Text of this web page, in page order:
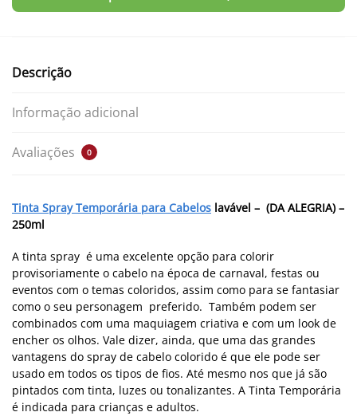
Descrição
Informação adicional
Avaliações 0
Tinta Spray Temporária para Cabelos lavável – (DA ALEGRIA) –
250ml
A tinta spray é uma excelente opção para colorir
provisoriamente o cabelo na época de carnaval, festas ou
eventos com o temas coloridos, assim como para se fantasiar
como o seu personagem preferido. Também podem ser
combinados com uma maquiagem criativa e com um look de
encher os olhos. Vale dizer, ainda, que uma das grandes
vantagens do spray de cabelo colorido é que ele pode ser
usado em todos os tipos de fios. Até mesmo nos que já são
pintados com tinta, luzes ou tonalizantes. A Tinta Temporária
é indicada para crianças e adultos.